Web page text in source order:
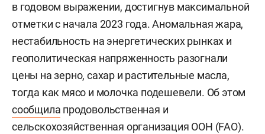
в годовом выражении, достигнув максимальной
отметки с начала 2023 года. Аномальная жара,
нестабильность на энергетических рынках и
геополитическая напряженность разогнали
цены на зерно, сахар и растительные масла,
тогда как мясо и молочка подешевели. Об этом
сообщила продовольственная и
сельскохозяйственная организация ООН (FAO).